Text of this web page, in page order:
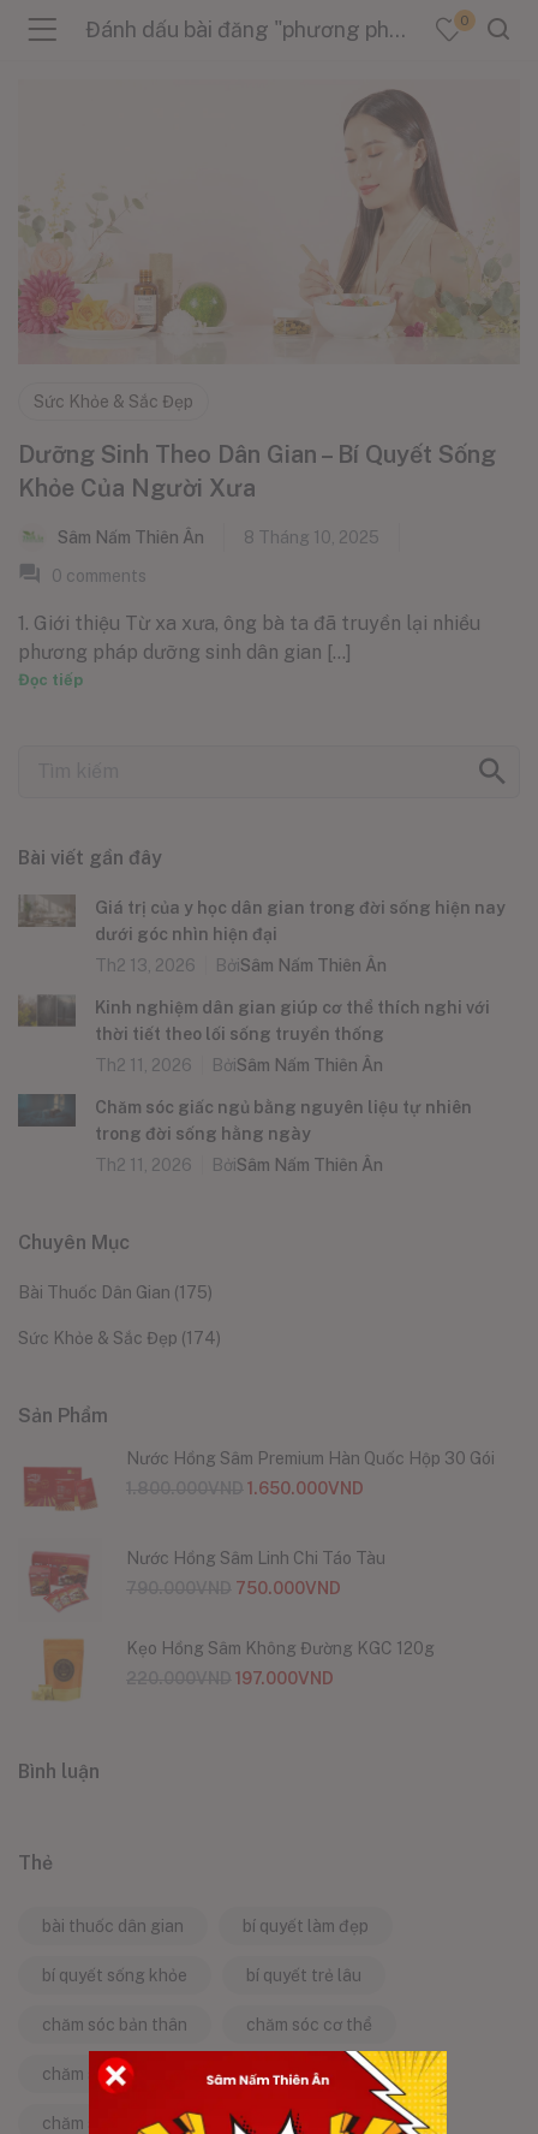
Đánh dấu bài đăng "phương pháp sống khỏe" 0
Sức Khỏe & Sắc Đẹp
Dưỡng Sinh Theo Dân Gian – Bí Quyết Sống
Khỏe Của Người Xưa
Sâm Nấm Thiên Ân
8 Tháng 10, 2025
0 comments
1. Giới thiệu Từ xa xưa, ông bà ta đã truyền lại nhiều
phương pháp dưỡng sinh dân gian [...]
Đọc tiếp
Bài viết gần đây
Giá trị của y học dân gian trong đời sống hiện nay
dưới góc nhìn hiện đại
Th2 13, 2026
BởiSâm Nấm Thiên Ân
Kinh nghiệm dân gian giúp cơ thể thích nghi với
thời tiết theo lối sống truyền thống
Th2 11, 2026
BởiSâm Nấm Thiên Ân
Chăm sóc giấc ngủ bằng nguyên liệu tự nhiên
trong đời sống hằng ngày
Th2 11, 2026
BởiSâm Nấm Thiên Ân
Chuyên Mục
Bài Thuốc Dân Gian (175)
Sức Khỏe & Sắc Đẹp (174)
Sản Phẩm
Nước Hồng Sâm Premium Hàn Quốc Hộp 30 Gói
1.650.000VND
Nước Hồng Sâm Linh Chi Táo Tàu
750.000VND
Kẹo Hồng Sâm Không Đường KGC 120g
197.000VND
Bình luận
Thẻ
bài thuốc dân gian bí quyết làm đẹp
bí quyết sống khỏe bí quyết trẻ lâu
chăm sóc bản thân chăm sóc cơ thể
chăm sóc da chăm sóc sức khỏe
chăm sóc sức khỏe tự nhiên chống lão hóa